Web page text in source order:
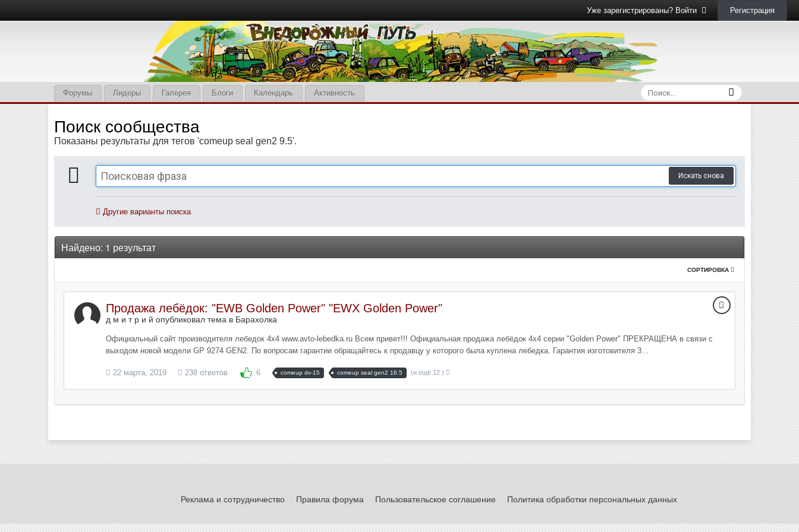
Уже зарегистрированы? Войти Регистрация
Форумы Лидеры Галерея Блоги Календарь Активность
Поиск сообщества
Показаны результаты для тегов 'comeup seal gen2 9.5'.
Искать снова
Другие варианты поиска
Найдено: 1 результат
СОРТИРОВКА
Продажа лебёдок: "EWB Golden Power" "EWX Golden Power"
д м и т р и й опубликовал тема в Барахолка
Официальный сайт производителя лебедок 4х4 www.avto-lebedka.ru Всем привет!!! Официальная продажа лебёдок 4х4 серии "Golden Power" ПРЕКРАЩЕНА в связи с
выходом новой модели GP 9274 GEN2. По вопросам гарантии обращайтесь к продавцу у которого была куплена лебедка. Гарантия изготовителя 3...
22 марта, 2019 238 ответов 6 comeup dv-15 comeup seal gen2 16.5 (и ещё 12 )
Реклама и сотрудничество Правила форума Пользовательское соглашение Политика обработки персональных данных